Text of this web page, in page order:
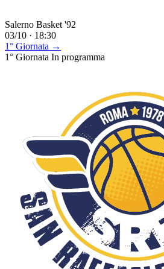
Salerno Basket '92
03/10 · 18:30
1° Giornata →
1° Giornata In programma